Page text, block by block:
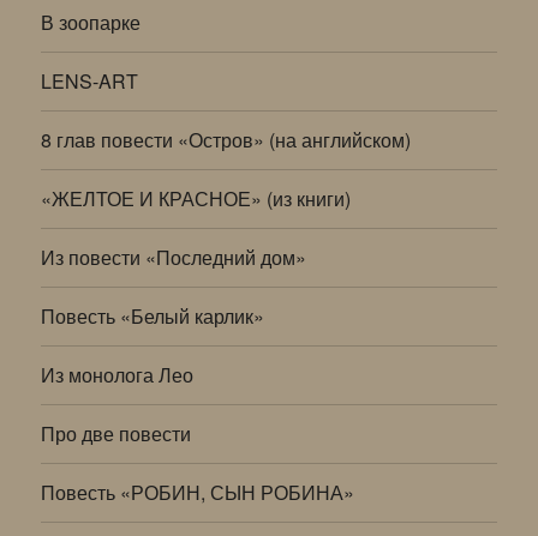
В зоопарке
LENS-ART
8 глав повести «Остров» (на английском)
«ЖЕЛТОЕ И КРАСНОЕ» (из книги)
Из повести «Последний дом»
Повесть «Белый карлик»
Из монолога Лео
Про две повести
Повесть «РОБИН, СЫН РОБИНА»